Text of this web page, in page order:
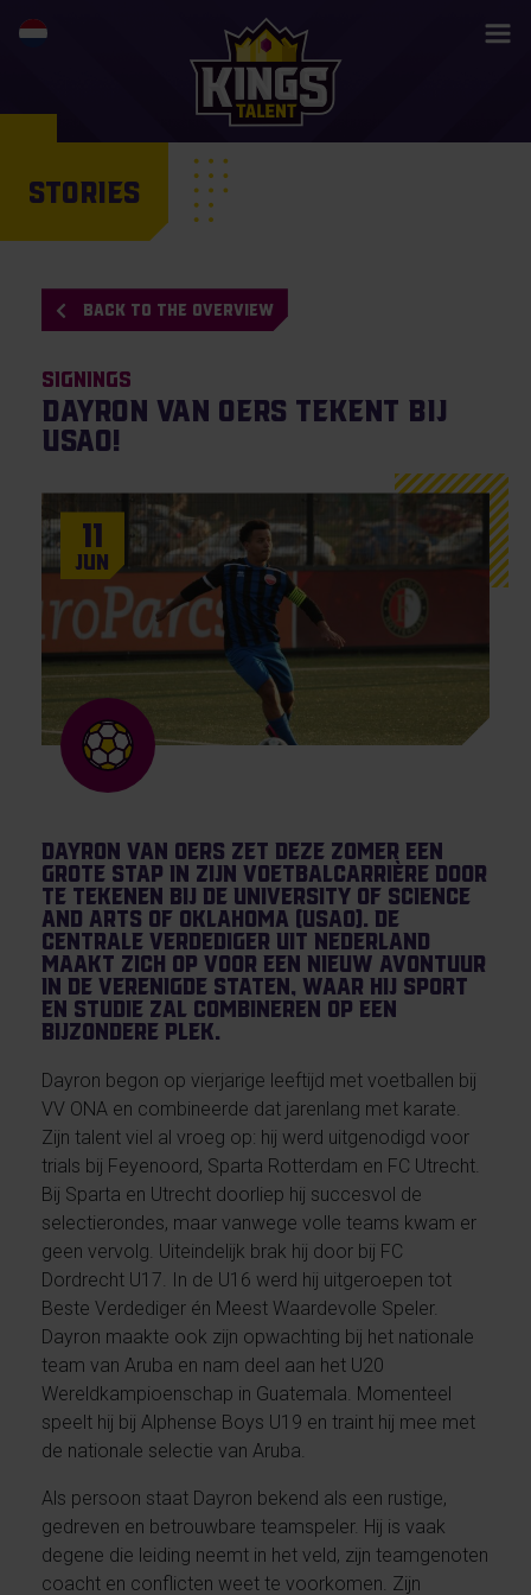
STORIES
BACK TO THE OVERVIEW
Signings
Dayron Van Oers tekent bij
USAO!
11
Jun
Dayron van Oers zet deze zomer een
grote stap in zijn voetbalcarrière door
te tekenen bij de University of Science
and Arts of Oklahoma (USAO). De
centrale verdediger uit Nederland
maakt zich op voor een nieuw avontuur
in de Verenigde Staten, waar hij sport
en studie zal combineren op een
bijzondere plek.
Dayron begon op vierjarige leeftijd met voetballen bij
VV ONA en combineerde dat jarenlang met karate.
Zijn talent viel al vroeg op: hij werd uitgenodigd voor
trials bij Feyenoord, Sparta Rotterdam en FC Utrecht.
Bij Sparta en Utrecht doorliep hij succesvol de
selectierondes, maar vanwege volle teams kwam er
geen vervolg. Uiteindelijk brak hij door bij FC
Dordrecht U17. In de U16 werd hij uitgeroepen tot
Beste Verdediger én Meest Waardevolle Speler.
Dayron maakte ook zijn opwachting bij het nationale
team van Aruba en nam deel aan het U20
Wereldkampioenschap in Guatemala. Momenteel
speelt hij bij Alphense Boys U19 en traint hij mee met
de nationale selectie van Aruba.
Als persoon staat Dayron bekend als een rustige,
gedreven en betrouwbare teamspeler. Hij is vaak
degene die leiding neemt in het veld, zijn teamgenoten
coacht en conflicten weet te voorkomen. Zijn